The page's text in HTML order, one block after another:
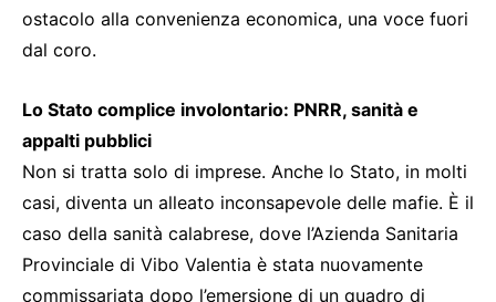
ostacolo alla convenienza economica, una voce fuori
dal coro.
Lo Stato complice involontario: PNRR, sanità e
appalti pubblici
Non si tratta solo di imprese. Anche lo Stato, in molti
casi, diventa un alleato inconsapevole delle mafie. È il
caso della sanità calabrese, dove l’Azienda Sanitaria
Provinciale di Vibo Valentia è stata nuovamente
commissariata dopo l’emersione di un quadro di